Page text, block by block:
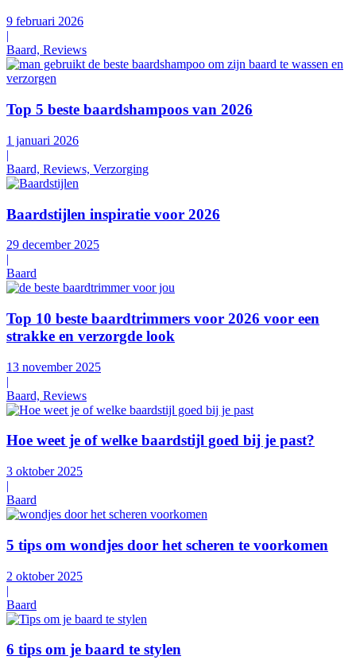
9 februari 2026
|
Baard, Reviews
Top 5 beste baardshampoos van 2026
1 januari 2026
|
Baard, Reviews, Verzorging
Baardstijlen inspiratie voor 2026
29 december 2025
|
Baard
Top 10 beste baardtrimmers voor 2026 voor een
strakke en verzorgde look
13 november 2025
|
Baard, Reviews
Hoe weet je of welke baardstijl goed bij je past?
3 oktober 2025
|
Baard
5 tips om wondjes door het scheren te voorkomen
2 oktober 2025
|
Baard
6 tips om je baard te stylen